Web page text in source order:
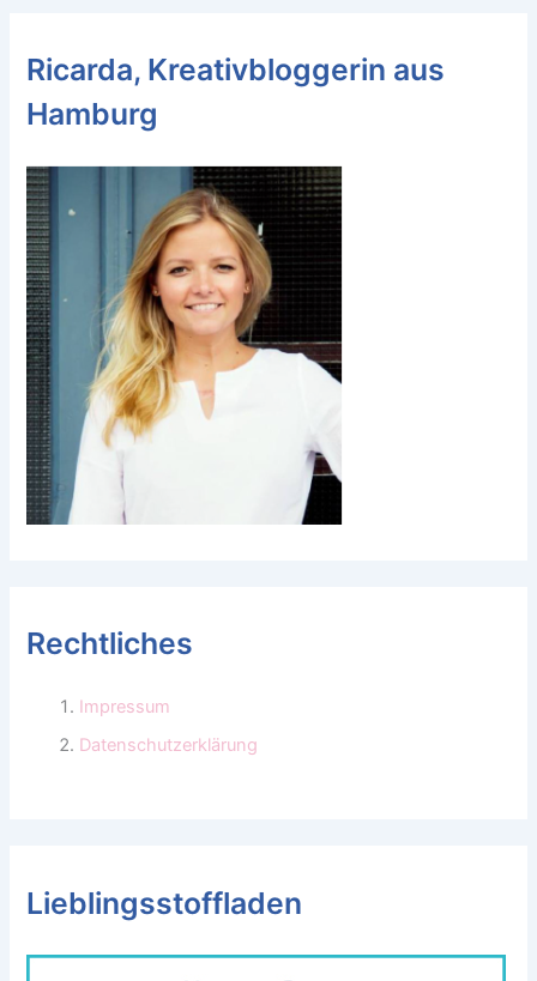
Ricarda, Kreativbloggerin aus
Hamburg
Rechtliches
Impressum
Datenschutzerklärung
Lieblingsstoffladen